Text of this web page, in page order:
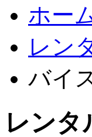
ホー
レン
バイ
レンタ